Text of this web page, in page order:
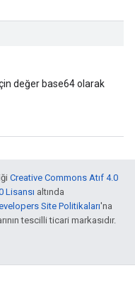
değer base64 olarak
Creative Commons Atıf 4.0
Lisansı altında
Site Politikaları'na
tescilli ticari markasıdır.